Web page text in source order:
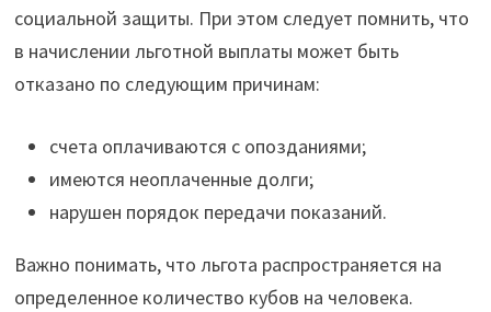
социальной защиты. При этом следует помнить, что
в начислении льготной выплаты может быть
отказано по следующим причинам:
счета оплачиваются с опозданиями;
имеются неоплаченные долги;
нарушен порядок передачи показаний.
Важно понимать, что льгота распространяется на
определенное количество кубов на человека.